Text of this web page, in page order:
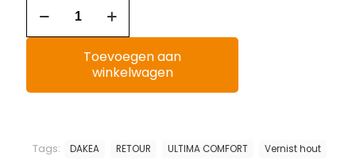
Toevoegen aan
winkelwagen
Tags: DAKEA RETOUR ULTIMA COMFORT Vernist hout